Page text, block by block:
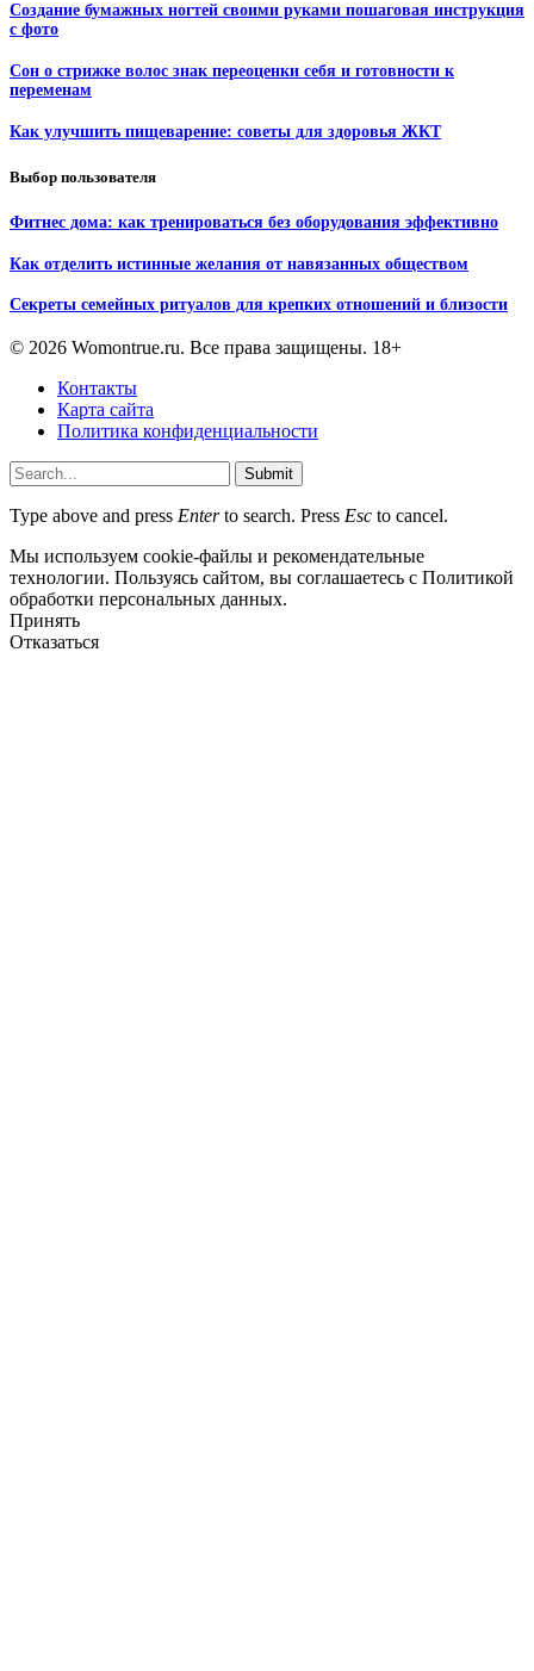
Создание бумажных ногтей своими руками пошаговая инструкция
с фото
Сон о стрижке волос знак переоценки себя и готовности к
переменам
Как улучшить пищеварение: советы для здоровья ЖКТ
Выбор пользователя
Фитнес дома: как тренироваться без оборудования эффективно
Как отделить истинные желания от навязанных обществом
Секреты семейных ритуалов для крепких отношений и близости
© 2026 Womontrue.ru. Все права защищены. 18+
Контакты
Карта сайта
Политика конфиденциальности
Submit
Type above and press Enterto search. Press Esc to cancel.
Мы используем cookie-файлы и рекомендательные
технологии. Пользуясь сайтом, вы соглашаетесь с Политикой
обработки персональных данных.
Принять
Отказаться